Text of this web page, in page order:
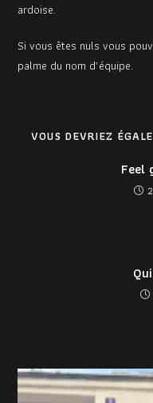
ardoise.
Si vous êtes nuls vous
palme du nom d’équipe.
VOUS DEVRIEZ
Feel